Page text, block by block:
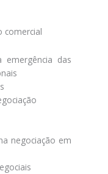
comercial
emergência das
negociação em